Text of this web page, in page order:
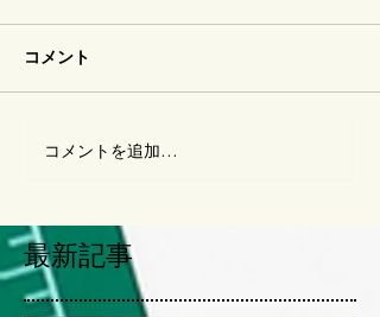
コメント
コメントを追加…
最新記事